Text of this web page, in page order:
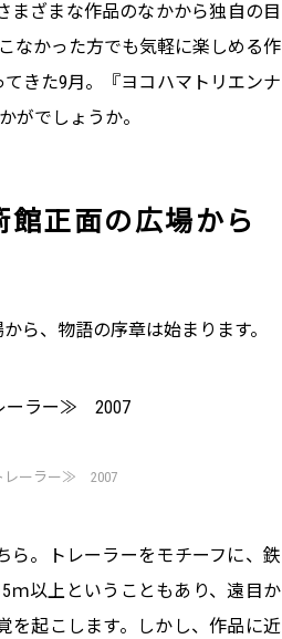
ざまな作品のなかから独自の目
なかった方でも気軽に楽しめる作
きた9月。『ヨコハマトリエンナ
がでしょうか。
正面の広場から
ら、物語の序章は始まります。
レーラー≫ 2007
ら。トレーラーをモチーフに、鉄
ｍ以上ということもあり、遠目か
を起こします。しかし、作品に近